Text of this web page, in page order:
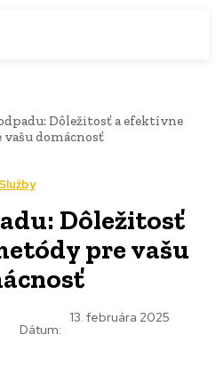
Dôležitosť a efektívne
domácnosť
Dôležitosť
pre vašu
Dátum:
13. februára 2025